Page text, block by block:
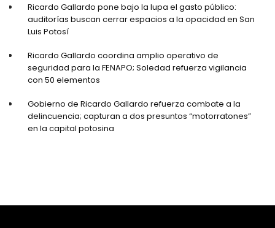
Ricardo Gallardo pone bajo la lupa el gasto público:
auditorías buscan cerrar espacios a la opacidad en San
Luis Potosí
Ricardo Gallardo coordina amplio operativo de
seguridad para la FENAPO; Soledad refuerza vigilancia
con 50 elementos
Gobierno de Ricardo Gallardo refuerza combate a la
delincuencia; capturan a dos presuntos “motorratones”
en la capital potosina